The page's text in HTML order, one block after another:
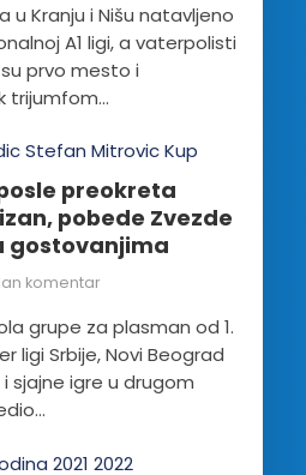
u Kranju i Nišu natavljeno
A1 ligi, a vaterpolisti
prvo mesto i
trijumfom...
preokreta
pobede Zvezde
gostovanjima
komentar
grupe za plasman od 1.
ligi Srbije, Novi Beograd
sjajne igre u drugom